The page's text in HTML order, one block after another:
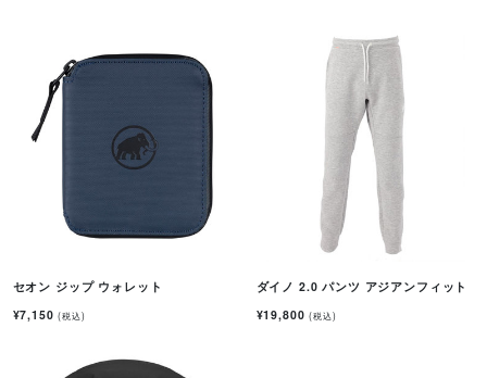
セオン ジップ ウォレット
¥7,150(税込)
ダイノ 2.0 パンツ アジアンフィット
¥19,800(税込)